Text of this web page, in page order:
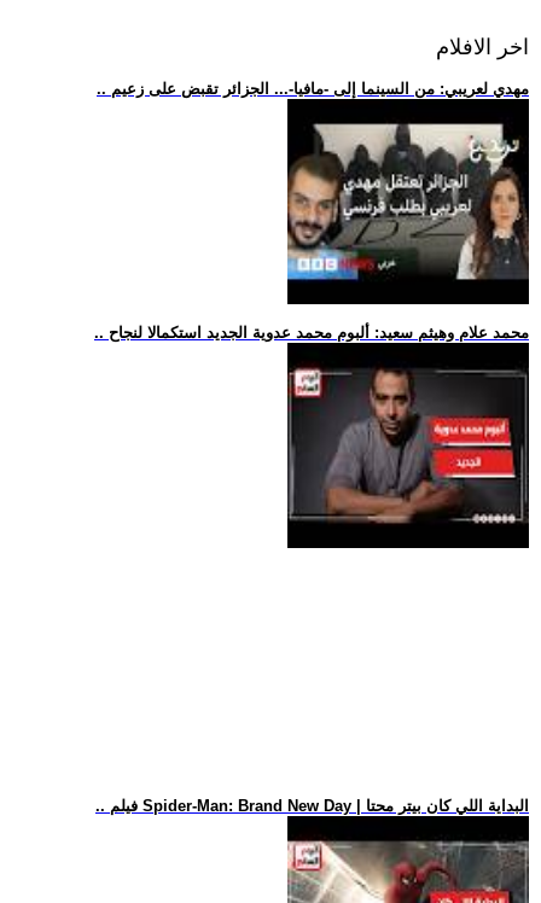
اخر الافلام
.. مهدي لعريبي: من السينما إلى -مافيا-... الجزائر تقبض على زعيم
.. محمد علام وهيثم سعيد: ألبوم محمد عدوية الجديد استكمالا لنجاح
.. فيلم Spider-Man: Brand New Day | البداية اللي كان بيتر محتا